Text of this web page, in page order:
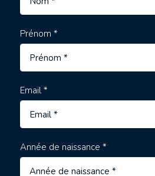
Prénom *
Email *
Année de naissance *